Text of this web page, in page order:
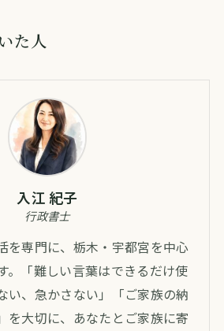
た人
入江 紀子
行政書士
を専門に、栃木・宇都宮を中心
。「難しい言葉はできるだけ使
い、急かさない」「ご家族の納
を大切に、あなたとご家族に寄